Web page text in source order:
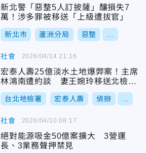
新北警「惡整5人訂披薩」釀損失7
萬！涉多罪被移送「上級遭拔官」
新北市 蘆洲分局 惡整
社會
宏泰人壽25億淡水土地爆弊案！主席
林鴻南遭約談 妻王婉玲移送北檢複
訊
台北地檢署 宏泰人壽 偵辦
2026/04/14 21:16
社會
絕對能源吸金50億案擴大 3營運
長、3業務聲押禁見
2026/04/10 08:17